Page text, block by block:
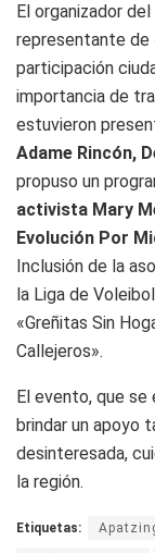
El organizador
representante de
participación
importancia de
estuvieron
Adame Rincón,
propuso un
activista Mary
Evolución Por
Inclusión de la
la Liga de
«Greñitas Sin
Callejeros».
El evento, que
brindar un apoyo
desinteresada,
la región.
Etiquetas: